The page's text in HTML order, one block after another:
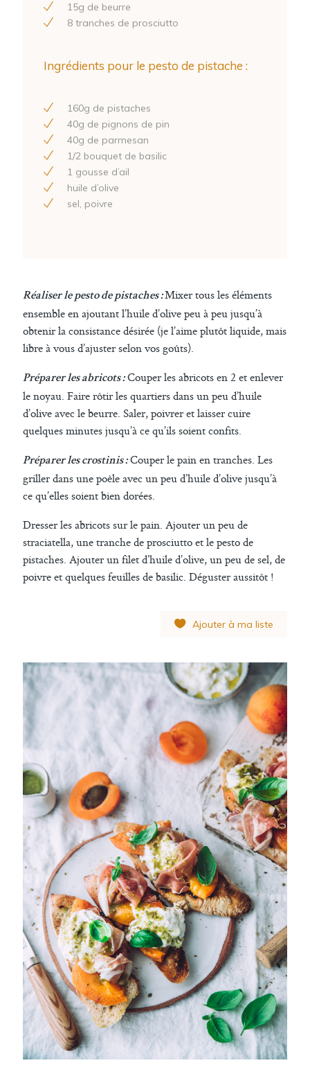
15g de beurre
8 tranches de prosciutto
Ingrédients pour le pesto de pistache :
160g de pistaches
40g de pignons de pin
40g de parmesan
1/2 bouquet de basilic
1 gousse d’ail
huile d’olive
sel, poivre
Réaliser le pesto de pistaches :Mixer tous les éléments
ensemble en ajoutant l’huile d’olive peu à peu jusqu’à
obtenir la consistance désirée (je l’aime plutôt liquide, mais
libre à vous d’ajuster selon vos goûts).
Préparer les abricots : Couper les abricots en 2 et enlever
le noyau. Faire rôtir les quartiers dans un peu d’huile
d’olive avec le beurre. Saler, poivrer et laisser cuire
quelques minutes jusqu’à ce qu’ils soient confits.
Préparer les crostinis : Couper le pain en tranches. Les
griller dans une poêle avec un peu d’huile d’olive jusqu’à
ce qu’elles soient bien dorées.
Dresser les abricots sur le pain. Ajouter un peu de
straciatella, une tranche de prosciutto et le pesto de
pistaches. Ajouter un filet d’huile d’olive, un peu de sel, de
poivre et quelques feuilles de basilic. Déguster aussitôt !
Ajouter à ma liste